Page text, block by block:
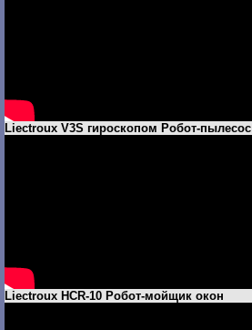
Liectroux V3S гироскопом Робот-пылесос
Liectroux HCR-10 Робот-мойщик окон